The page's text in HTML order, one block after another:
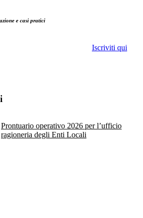
e casi pratici
Iscriviti qui
Prontuario operativo 2026 per l’ufficio
ragioneria degli Enti Locali